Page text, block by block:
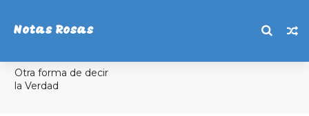
Notas Rosas
Otra forma de decir
la Verdad